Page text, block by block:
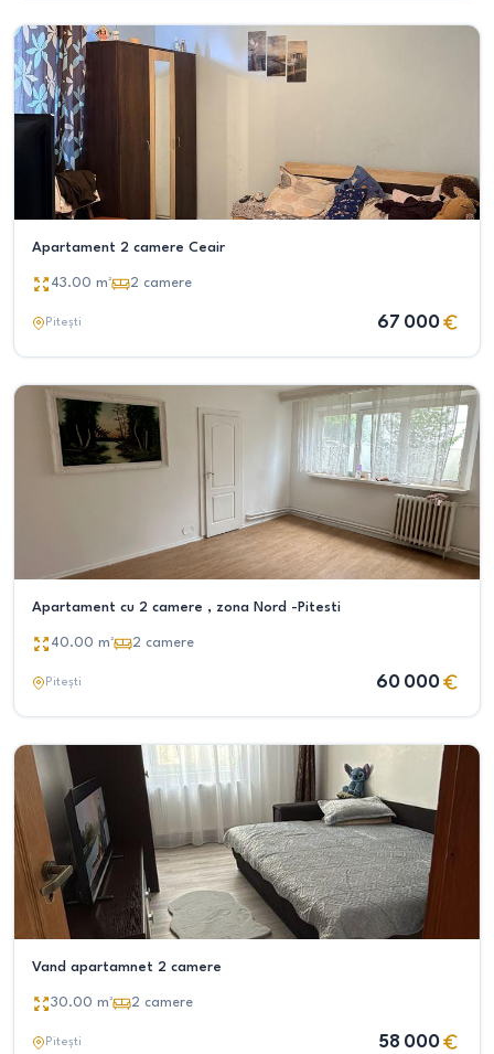
Apartament 2 camere Ceair
43.00 m² 2 camere
Pitești 67 000
Apartament cu 2 camere , zona Nord -Pitesti
40.00 m² 2 camere
Pitești 60 000
Vand apartamnet 2 camere
30.00 m² 2 camere
Pitești 58 000